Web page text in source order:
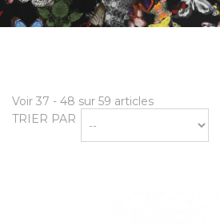
Voir 37 - 48 sur 59 articles
TRIER PAR